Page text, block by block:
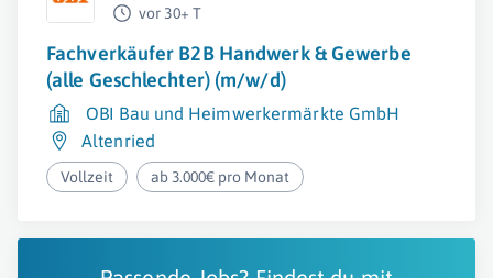
vor 30+ T
Fachverkäufer B2B Handwerk & Gewerbe
(alle Geschlechter) (m/w/d)
OBI Bau und Heimwerkermärkte GmbH
Altenried
Vollzeit ab 3.000€ pro Monat